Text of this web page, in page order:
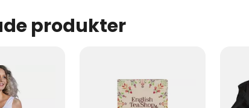
produkter